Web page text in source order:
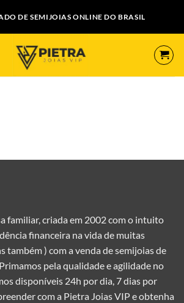
DE SEMIJOIAS ONLINE DO BRASIL
familiar, criada em 2002 com o intuito
financeira na vida de muitas
também ) com a venda de semijoias de
pela qualidade e agilidade no
disponíveis 24h por dia, 7 dias por
com a Pietra Joias VIP e obtenha